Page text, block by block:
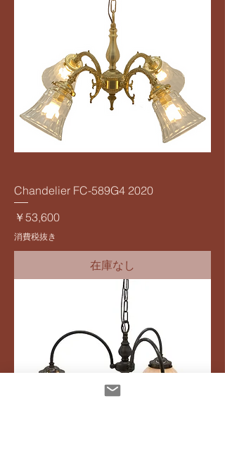
Chandelier FC-589G4 2020
価格
￥53,600
消費税抜き
在庫なし